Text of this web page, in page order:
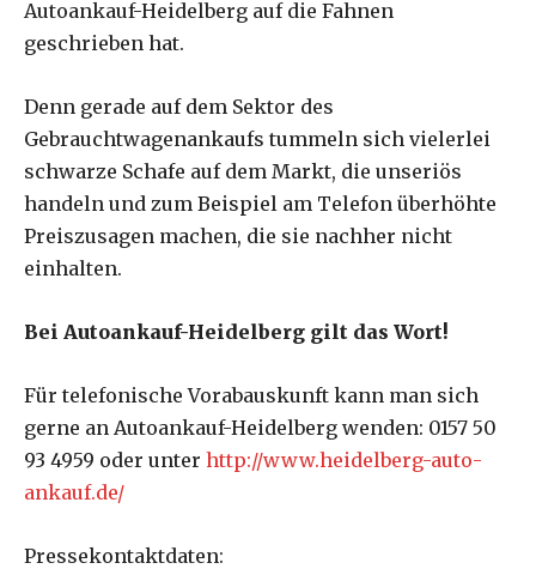
Autoankauf-Heidelberg auf die Fahnen
geschrieben hat.
Denn gerade auf dem Sektor des
Gebrauchtwagenankaufs tummeln sich vielerlei
schwarze Schafe auf dem Markt, die unseriös
handeln und zum Beispiel am Telefon überhöhte
Preiszusagen machen, die sie nachher nicht
einhalten.
Bei Autoankauf-Heidelberg gilt das Wort!
Für telefonische Vorabauskunft kann man sich
gerne an Autoankauf-Heidelberg wenden: 0157 50
93 4959 oder unter http://www.heidelberg-auto-
ankauf.de/
Pressekontaktdaten: